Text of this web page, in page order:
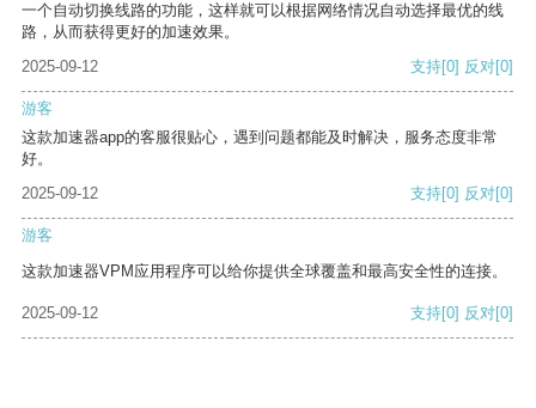
一个自动切换线路的功能，这样就可以根据网络情况自动选择最优的线
路，从而获得更好的加速效果。
2025-09-12
支持[0] 反对[0]
游客
这款加速器app的客服很贴心，遇到问题都能及时解决，服务态度非常
好。
2025-09-12
支持[0] 反对[0]
游客
这款加速器VPM应用程序可以给你提供全球覆盖和最高安全性的连接。
2025-09-12 支持[0] 反对[0]